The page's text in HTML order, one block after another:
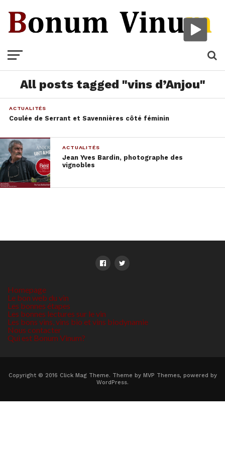
All posts tagged "vins d’Anjou"
ACTUALITÉS
Coulée de Serrant et Savennières côté féminin
ACTUALITÉS
Jean Yves Bardin, photographe des
vignobles
Homepage
Le bon web du vin
Les bonnes étapes
Les bonnes lectures sur le vin
Les bons vins, vins bio et vins biodynamie
Nous contacter
Qui est Bonum Vinum?
Copyright © 2016 Click Mag Theme. Theme by MVP Themes, powered by
WordPress.